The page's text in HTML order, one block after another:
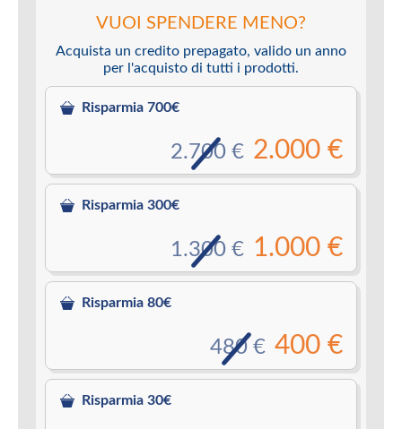
VUOI SPENDERE MENO?
Acquista un credito prepagato, valido un anno
per l'acquisto di tutti i prodotti.
Risparmia 700€
2.000 €
2.700 €
Risparmia 300€
1.000 €
1.300 €
Risparmia 80€
400 €
480 €
Risparmia 30€